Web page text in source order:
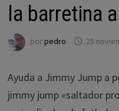
la barretina
porpedro 25
Ayuda a Jimmy Jump a
jimmy jump «saltador